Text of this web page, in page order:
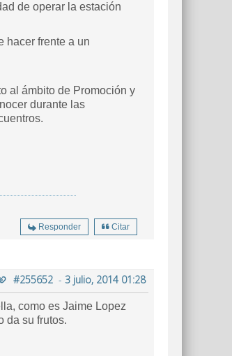
de operar la estación
hacer frente a un
al ámbito de Promoción y
durante las
Responder Citar
#255652 - 3 julio, 2014 01:28
como es Jaime Lopez
da su frutos.